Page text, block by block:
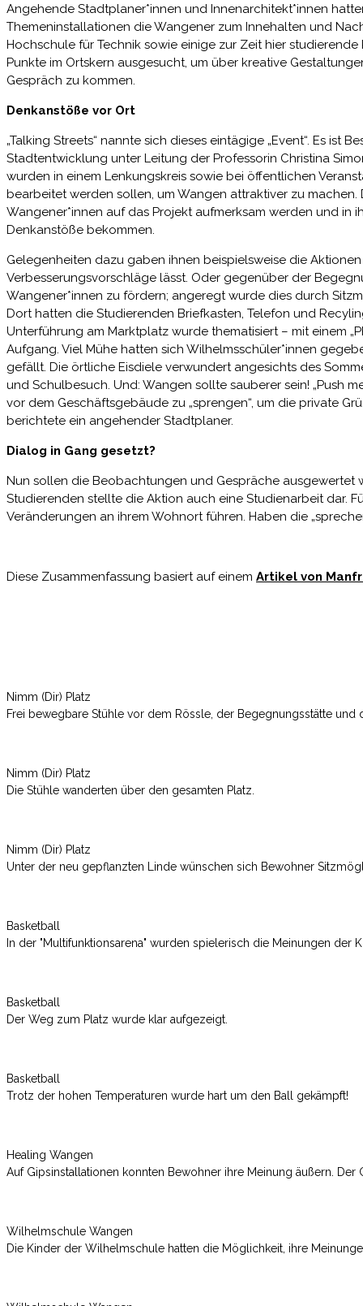
Angehende Stadtplaner*innen und Innenarchitekt*innen
Themeninstallationen die Wangener zum Innehalten und
Hochschule für Technik sowie einige zur Zeit hier
Punkte im Ortskern ausgesucht, um über kreative
Gespräch zu kommen.
Denkanstöße vor Ort
„Talking Streets“ nannte sich dieses eintägige „Event“. Es ist
Stadtentwicklung unter Leitung der Professorin Christina
wurden in einem Lenkungskreis sowie bei öffentlichen
bearbeitet werden sollen, um Wangen attraktiver zu machen.
Wangener*innen auf das Projekt aufmerksam werden und
Denkanstöße bekommen.
Gelegenheiten dazu gaben ihnen beispielsweise die
Verbesserungsvorschläge lässt. Oder gegenüber der
Wangener*innen zu fördern; angeregt wurde dies durch
Dort hatten die Studierenden Briefkasten, Telefon und
Unterführung am Marktplatz wurde thematisiert – mit einem
Aufgang. Viel Mühe hatten sich Wilhelmsschüler*innen
gefällt. Die örtliche Eisdiele verwundert angesichts des
und Schulbesuch. Und: Wangen sollte sauberer sein! „Push
vor dem Geschäftsgebäude zu „sprengen“, um die private
berichtete ein angehender Stadtplaner.
Dialog in Gang gesetzt?
Nun sollen die Beobachtungen und Gespräche ausgewertet
Studierenden stellte die Aktion auch eine Studienarbeit dar.
Veränderungen an ihrem Wohnort führen. Haben die
Diese Zusammenfassung basiert auf einem Artikel von
Nimm (Dir) Platz
Frei bewegbare Stühle vor dem Rössle, der Begegnungsstätte
Nimm (Dir) Platz
Die Stühle wanderten über den gesamten Platz.
Nimm (Dir) Platz
Unter der neu gepflanzten Linde wünschen sich Bewohner
Basketball
In der "Multifunktionsarena" wurden spielerisch die Meinungen der
Basketball
Der Weg zum Platz wurde klar aufgezeigt.
Basketball
Trotz der hohen Temperaturen wurde hart um den Ball gekämpft!
Healing Wangen
Auf Gipsinstallationen konnten Bewohner ihre Meinung äußern.
Wilhelmschule Wangen
Die Kinder der Wilhelmschule hatten die Möglichkeit, ihre